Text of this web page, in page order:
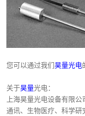
您可以通过我们昊量光电
关于昊量光电：
上海昊量光电设备有限
通讯、生物医疗、科学研